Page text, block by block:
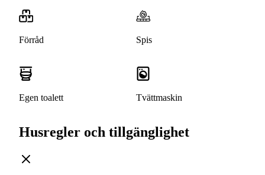
Förråd Spis
Egen toalett Tvättmaskin
Husregler och tillgänglighet